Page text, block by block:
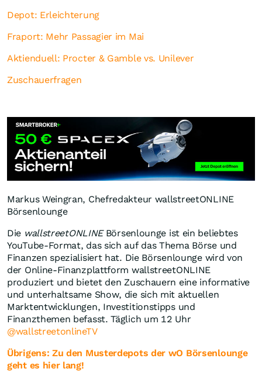
Depot: Erleichterung
Fraport: Mehr Passagier im Mai
Aktienduell: Procter & Gamble vs. Unilever
Zuschauerfragen
Markus Weingran, Chefredakteur wallstreetONLINE
Börsenlounge
Die wallstreetONLINEBörsenlounge ist ein beliebtes
YouTube-Format, das sich auf das Thema Börse und
Finanzen spezialisiert hat. Die Börsenlounge wird von
der Online-Finanzplattform wallstreetONLINE
produziert und bietet den Zuschauern eine informative
und unterhaltsame Show, die sich mit aktuellen
Marktentwicklungen, Investitionstipps und
Finanzthemen befasst. Täglich um 12 Uhr
@wallstreetonlineTV
Übrigens: Zu den Musterdepots der wO Börsenlounge
geht es hier lang!